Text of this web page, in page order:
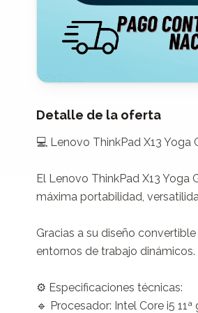
Detalle de la oferta
💻 Lenovo ThinkPad X13
El Lenovo ThinkPad X13 Yoga
máxima portabilidad,
Gracias a su diseño
entornos de trabajo dinámicos.
⚙️ Especificaciones técnicas:
🔹 Procesador: Intel Core i5 11ª